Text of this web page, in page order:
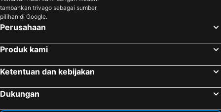
tambahkan trivago sebagai sumber
pilihan di Google.
Perusahaan
Produk kami
Ketentuan dan kebijakan
Dukungan